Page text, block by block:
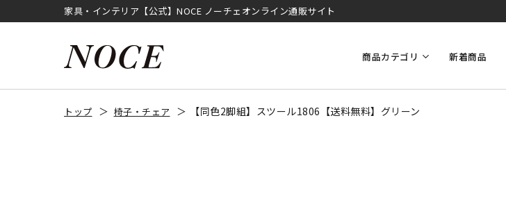
家具・インテリア【公式】NOCE ノーチェオンライン通販サイト
商品カテゴリ 新着商品
トップ 椅子・チェア 【同色2脚組】スツール1806【送料無料】グリーン